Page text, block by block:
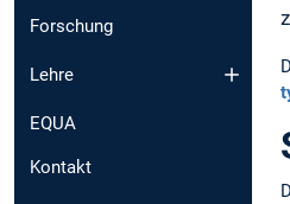
Forschung
Lehre
EQUA
Kontakt